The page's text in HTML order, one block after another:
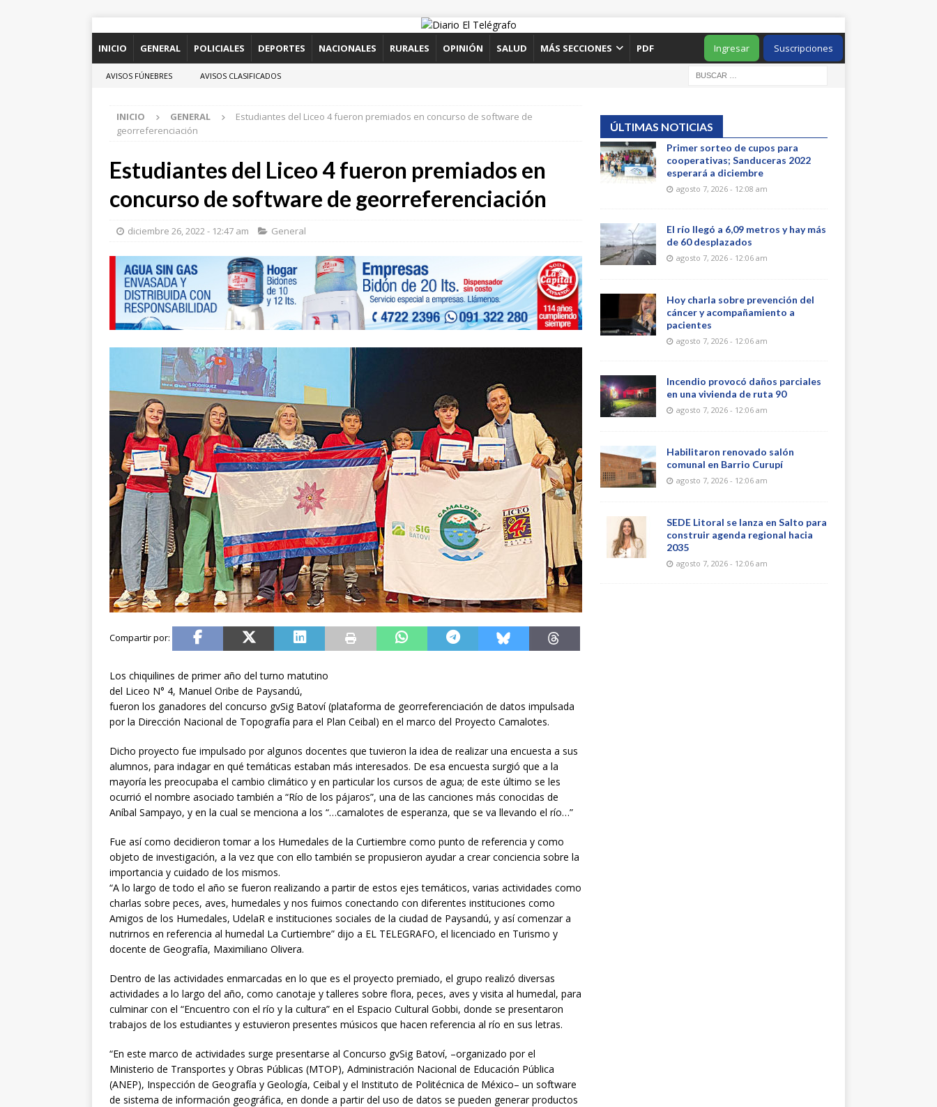
INICIO GENERAL POLICIALES DEPORTES NACIONALES RURALES OPINIÓN SALUD MÁS SECCIONES PDF Suscripciones
Ingresar
AVISOS FÚNEBRES AVISOS CLASIFICADOS
INICIO GENERAL
Estudiantes del Liceo 4 fueron premiados en concurso de software de
georreferenciación
Estudiantes del Liceo 4 fueron premiados en
concurso de software de georreferenciación
diciembre 26, 2022 - 12:47 am General
Los chiquilines de primer año del turno matutino
del Liceo N° 4, Manuel Oribe de Paysandú,
fueron los ganadores del concurso gvSig Batoví (plataforma de georreferenciación de datos impulsada
por la Dirección Nacional de Topografía para el Plan Ceibal) en el marco del Proyecto Camalotes.
Dicho proyecto fue impulsado por algunos docentes que tuvieron la idea de realizar una encuesta a sus
alumnos, para indagar en qué temáticas estaban más interesados. De esa encuesta surgió que a la
mayoría les preocupaba el cambio climático y en particular los cursos de agua; de este último se les
ocurrió el nombre asociado también a “Río de los pájaros”, una de las canciones más conocidas de
Aníbal Sampayo, y en la cual se menciona a los “…camalotes de esperanza, que se va llevando el río…”
Fue así como decidieron tomar a los Humedales de la Curtiembre como punto de referencia y como
objeto de investigación, a la vez que con ello también se propusieron ayudar a crear conciencia sobre la
importancia y cuidado de los mismos.
“A lo largo de todo el año se fueron realizando a partir de estos ejes temáticos, varias actividades como
charlas sobre peces, aves, humedales y nos fuimos conectando con diferentes instituciones como
Amigos de los Humedales, UdelaR e instituciones sociales de la ciudad de Paysandú, y así comenzar a
nutrirnos en referencia al humedal La Curtiembre” dijo a EL TELEGRAFO, el licenciado en Turismo y
docente de Geografía, Maximiliano Olivera.
Dentro de las actividades enmarcadas en lo que es el proyecto premiado, el grupo realizó diversas
actividades a lo largo del año, como canotaje y talleres sobre flora, peces, aves y visita al humedal, para
culminar con el “Encuentro con el río y la cultura” en el Espacio Cultural Gobbi, donde se presentaron
trabajos de los estudiantes y estuvieron presentes músicos que hacen referencia al río en sus letras.
“En este marco de actividades surge presentarse al Concurso gvSig Batoví, –organizado por el
Ministerio de Transportes y Obras Públicas (MTOP), Administración Nacional de Educación Pública
(ANEP), Inspección de Geografía y Geología, Ceibal y el Instituto de Politécnica de México– un software
de sistema de información geográfica, en donde a partir del uso de datos se pueden generar productos
ÚLTIMAS NOTICIAS
Primer sorteo de cupos para
cooperativas; Sanduceras 2022
esperará a diciembre
agosto 7, 2026 - 12:08 am
El río llegó a 6,09 metros y hay más
de 60 desplazados
agosto 7, 2026 - 12:06 am
Hoy charla sobre prevención del
cáncer y acompañamiento a
pacientes
agosto 7, 2026 - 12:06 am
Incendio provocó daños parciales
en una vivienda de ruta 90
agosto 7, 2026 - 12:06 am
Habilitaron renovado salón
comunal en Barrio Curupí
agosto 7, 2026 - 12:06 am
SEDE Litoral se lanza en Salto para
construir agenda regional hacia
2035
agosto 7, 2026 - 12:06 am